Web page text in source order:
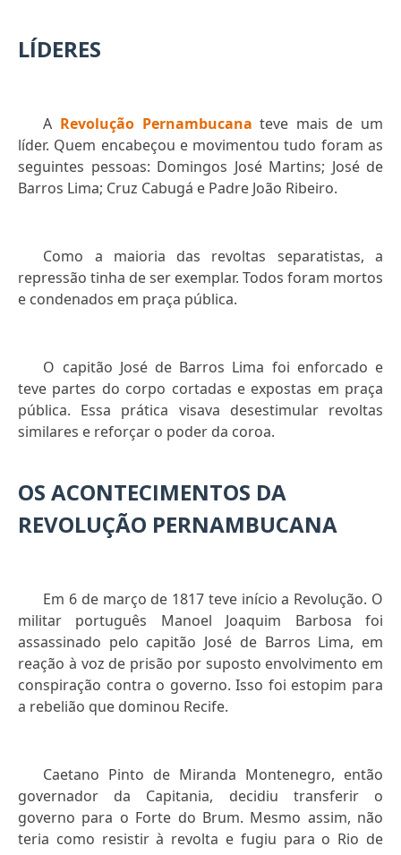
LÍDERES
A Revolução Pernambucana teve mais de um
líder. Quem encabeçou e movimentou tudo foram as
seguintes pessoas: Domingos José Martins; José de
Barros Lima; Cruz Cabugá e Padre João Ribeiro.
Como a maioria das revoltas separatistas, a
repressão tinha de ser exemplar. Todos foram mortos
e condenados em praça pública.
O capitão José de Barros Lima foi enforcado e
teve partes do corpo cortadas e expostas em praça
pública. Essa prática visava desestimular revoltas
similares e reforçar o poder da coroa.
OS ACONTECIMENTOS DA
REVOLUÇÃO PERNAMBUCANA
Em 6 de março de 1817 teve início a Revolução. O
militar português Manoel Joaquim Barbosa foi
assassinado pelo capitão José de Barros Lima, em
reação à voz de prisão por suposto envolvimento em
conspiração contra o governo. Isso foi estopim para
a rebelião que dominou Recife.
Caetano Pinto de Miranda Montenegro, então
governador da Capitania, decidiu transferir o
governo para o Forte do Brum. Mesmo assim, não
teria como resistir à revolta e fugiu para o Rio de